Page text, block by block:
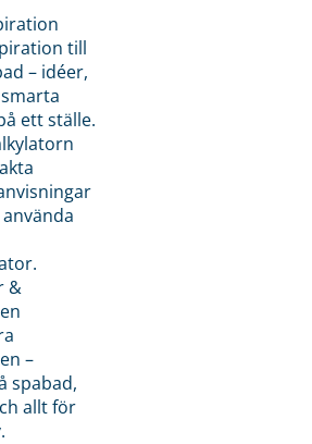
till
– idéer,
ett ställe.
&
–
spabad,
allt för